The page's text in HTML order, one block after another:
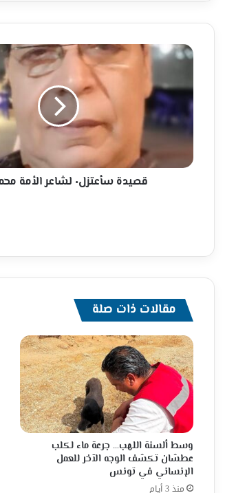
قصيدة
سأعتزل٠
الأمة
محمد
ثابت
قصيدة سأعتزل٠ لشاعر الأمة محمد ثابت
مقالات ذات صلة
وسط ألسنة اللهب… جرعة ماء لكلب
عطشان تكشف الوجه الآخر للعمل
الإنساني في تونس
منذ 3 أيام